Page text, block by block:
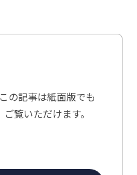
この記事は紙面版でも
ご覧いただけます。